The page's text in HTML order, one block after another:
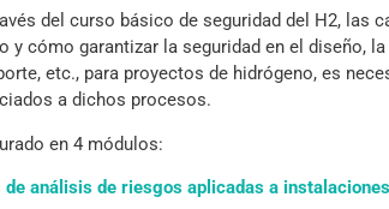
del curso básico de seguridad del H2, las
y cómo garantizar la seguridad en el diseño,
etc., para proyectos de hidrógeno, es
a dichos procesos.
en 4 módulos:
análisis de riesgos aplicadas a